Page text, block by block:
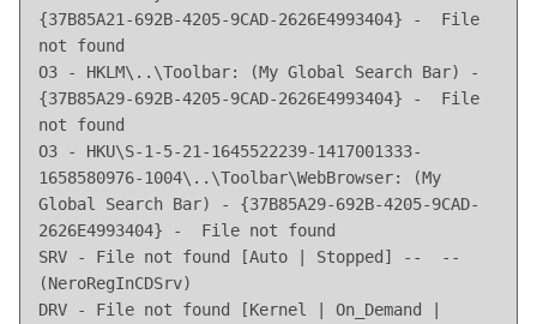
{37B85A21-692B-4205-9CAD-2626E4993404} -  File
not found
O3 - HKLM\..\Toolbar: (My Global Search Bar) -
{37B85A29-692B-4205-9CAD-2626E4993404} -  File
not found
O3 - HKU\S-1-5-21-1645522239-1417001333-
1658580976-1004\..\Toolbar\WebBrowser: (My
Global Search Bar) - {37B85A29-692B-4205-9CAD-
2626E4993404} -  File not found
SRV - File not found [Auto | Stopped] --  --
(NeroRegInCDSrv)
DRV - File not found [Kernel | On_Demand |